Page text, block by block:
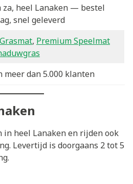
za, heel Lanaken — bestel
snel geleverd
, Premium Speelmat
meer dan 5.000 klanten
in heel Lanaken en rijden ook
Levertijd is doorgaans 2 tot 5